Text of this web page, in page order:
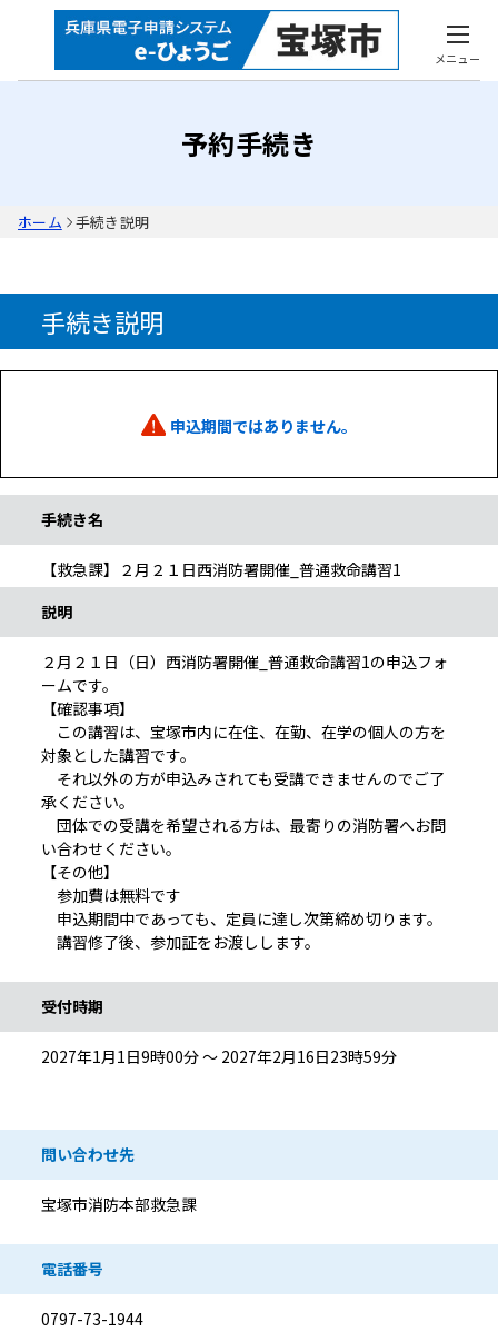
メニュー
予約手続き
ホーム 手続き説明
手続き説明
申込期間ではありません。
手続き名
【救急課】２月２１日西消防署開催_普通救命講習1
説明
２月２１日（日）西消防署開催_普通救命講習1の申込フォ
ームです。
【確認事項】
この講習は、宝塚市内に在住、在勤、在学の個人の方を
対象とした講習です。
それ以外の方が申込みされても受講できませんのでご了
承ください。
団体での受講を希望される方は、最寄りの消防署へお問
い合わせください。
【その他】
参加費は無料です
申込期間中であっても、定員に達し次第締め切ります。
講習修了後、参加証をお渡しします。
受付時期
2027年1月1日9時00分 ～ 2027年2月16日23時59分
問い合わせ先
宝塚市消防本部救急課
電話番号
0797-73-1944